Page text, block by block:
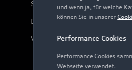
und wenn ja, für welche
können Sie in unserer
Performance Cookies
Performance Cookies
Webseite verwendet.
Servicekontakt
Bordbuch &
Verträge kündigen